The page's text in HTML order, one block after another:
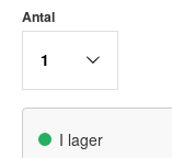
Antal
1
I lager